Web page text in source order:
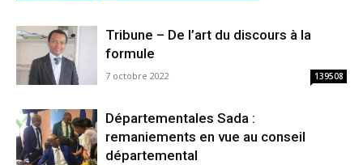
Tribune – De l’art du discours à la
formule
7 octobre 2022 139508
Départementales Sada :
remaniements en vue au conseil
départemental